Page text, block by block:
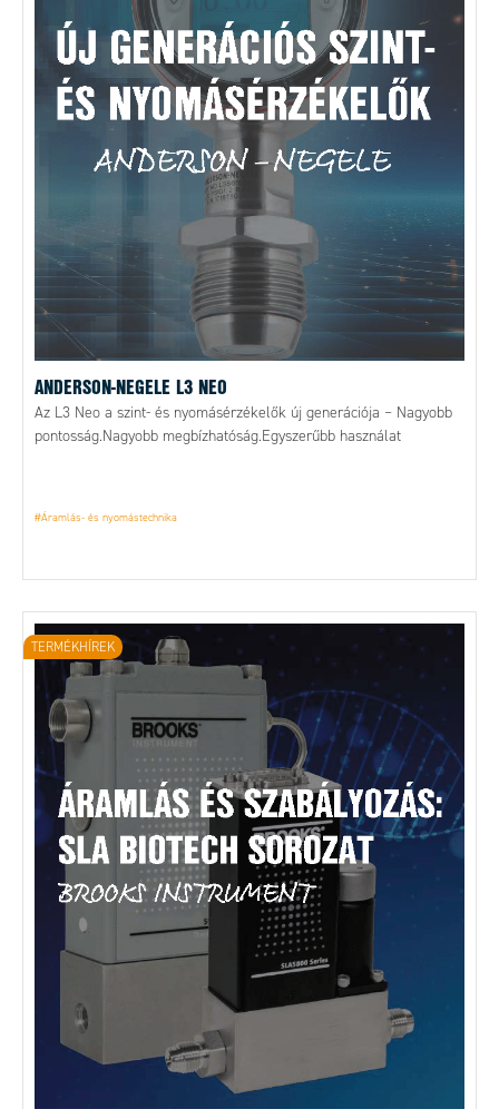
ANDERSON-NEGELE L3 NEO
Az L3 Neo a szint- és nyomásérzékelők új generációja – Nagyobb
pontosság.Nagyobb megbízhatóság.Egyszerűbb használat
#Áramlás- és nyomástechnika
TERMÉKHÍREK